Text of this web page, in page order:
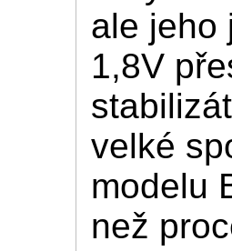
ale jeho
1,8V
velké
modelu
než